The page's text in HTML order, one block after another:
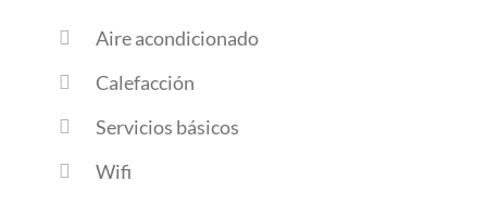
Aire acondicionado
Calefacción
Servicios básicos
Wifi